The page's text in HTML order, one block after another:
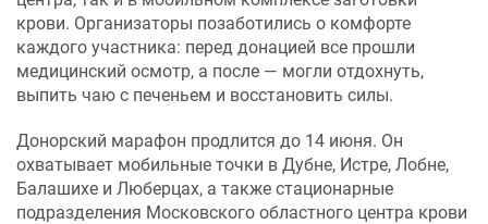
крови. Организаторы позаботились о комфорте
каждого участника: перед донацией все прошли
медицинский осмотр, а после — могли отдохнуть,
выпить чаю с печеньем и восстановить силы.
Донорский марафон продлится до 14 июня. Он
охватывает мобильные точки в Дубне, Истре, Лобне,
Балашихе и Люберцах, а также стационарные
подразделения Московского областного центра крови